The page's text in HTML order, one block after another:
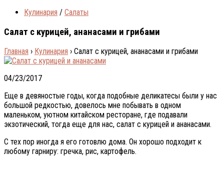
Кулинария / Салаты
Салат с курицей, ананасами и грибами
Главная › Кулинария › Салат с курицей, ананасами и грибами
04/23/2017
Еще в девяностые годы, когда подобные деликатесы были у нас
большой редкостью, довелось мне побывать в одном
маленьком, уютном китайском ресторане, где подавали
экзотический, тогда еще для нас, салат с курицей и ананасами.
С тех пор иногда я его готовлю дома. Он хорошо подходит к
любому гарниру: гречка, рис, картофель.